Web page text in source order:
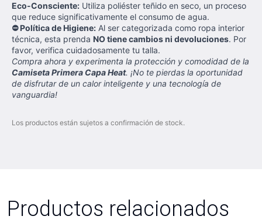
Eco-Consciente: Utiliza poliéster teñido en seco, un proceso
que reduce significativamente el consumo de agua.
⛔ Política de Higiene: Al ser categorizada como ropa interior
técnica, esta prenda NO tiene cambios ni devoluciones. Por
favor, verifica cuidadosamente tu talla.
Compra ahora y experimenta la protección y comodidad de la
Camiseta Primera Capa Heat. ¡No te pierdas la oportunidad
de disfrutar de un calor inteligente y una tecnología de
vanguardia!
Los productos están sujetos a confirmación de stock.
Productos relacionados